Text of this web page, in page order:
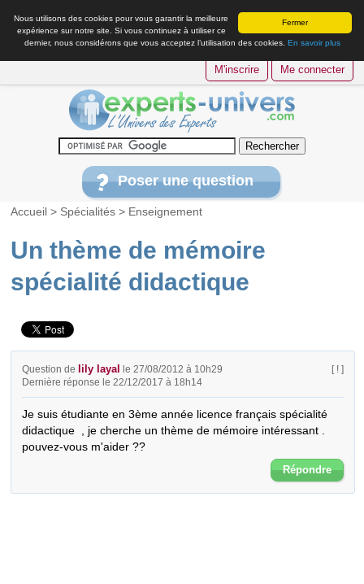
Fermer
Nous utilisons des cookies pour vous garantir la meilleure
expérience sur notre site. Si vous continuez à utiliser ce
dernier, nous considérons que vous acceptez l’utilisation des cookies. En savoir plus
M'inscrire Me connecter
Poser une question
Accueil > Spécialités > Enseignement
Un thème de mémoire
spécialité didactique
Question de lily layal
le 27/08/2012 à 10h29
Dernière réponse le 22/12/2017 à 18h14
[ ! ]
Je suis étudiante en 3ème année licence français spécialité
didactique  , je cherche un thème de mémoire intéressant .
pouvez-vous m'aider ??
Répondre